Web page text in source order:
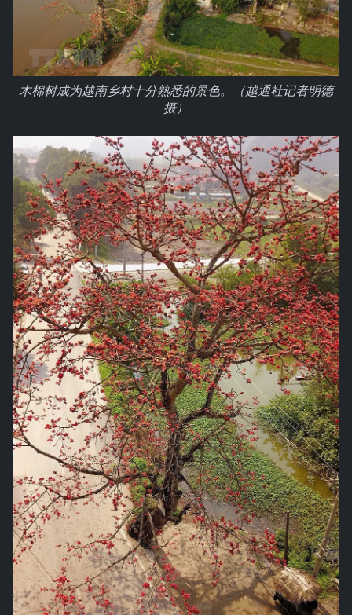
木棉树成为越南乡村十分熟悉的景色。（越通社记者明德
摄）